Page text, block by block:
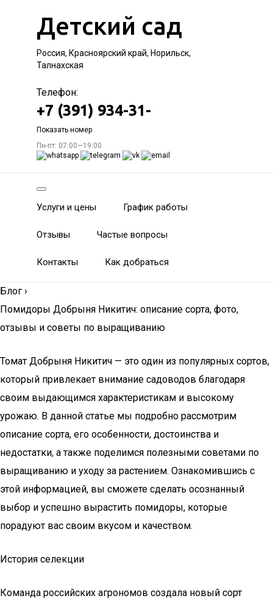
Детский сад
Россия, Красноярский край, Норильск,
Талнахская
Телефон:
+7 (391) 934-31-
Показать номер
Пн-пт: 07:00—19:00
Услуги и цены График работы
Отзывы Частые вопросы
Контакты Как добраться
Блог ›
Помидоры Добрыня Никитич: описание сорта, фото,
отзывы и советы по выращиванию
Томат Добрыня Никитич — это один из популярных сортов,
который привлекает внимание садоводов благодаря
своим выдающимся характеристикам и высокому
урожаю. В данной статье мы подробно рассмотрим
описание сорта, его особенности, достоинства и
недостатки, а также поделимся полезными советами по
выращиванию и уходу за растением. Ознакомившись с
этой информацией, вы сможете сделать осознанный
выбор и успешно вырастить помидоры, которые
порадуют вас своим вкусом и качеством.
История селекции
Команда российских агрономов создала новый сорт